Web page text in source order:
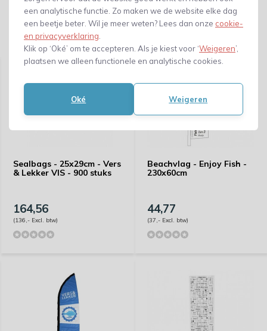
een analytische functie. Zo maken we de website elke dag
een beetje beter. Wil je meer weten? Lees dan onze cookie-
en privacyverklaring
Klik op ‘Oké’ om te accepteren. Als je kiest voor ‘Weigeren’,
plaatsen we alleen functionele en analytische cookies.
Oké Weigeren
Gerelateerde producten
Sealbags - 25x29cm - Vers
& Lekker VIS - 900 stuks
164,56
(136,- Excl. btw)
Beachvlag - Enjoy Fish -
230x60cm
44,77
(37,- Excl. btw)